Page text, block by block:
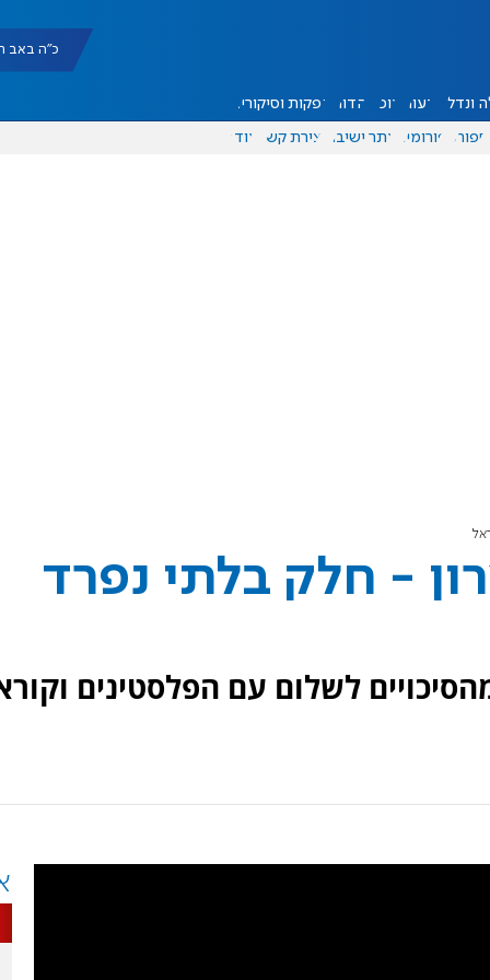
כ"ה באב תשפ"ו
ונדל"ן דעות אוכל יהדות הפקות וסיקורים
ספורט פורומים אתר ישיבה יצירת קשר עוד
- חלק בלתי נפרד
לשלום עם הפלסטינים